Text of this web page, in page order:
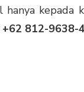
kepada
+62 812-9638-